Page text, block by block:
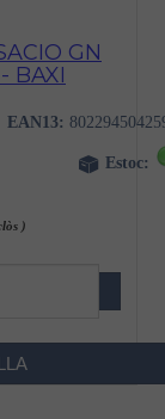
GN
BAXI
EAN13:
Estoc:
)